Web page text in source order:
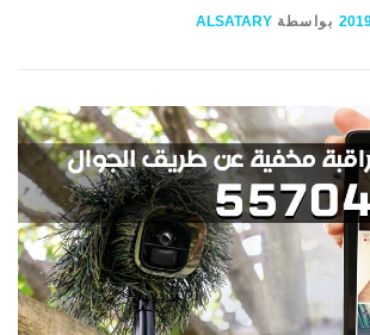
بواسطةALSATARY